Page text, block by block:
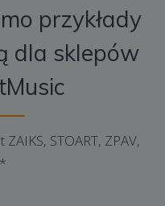
przykłady
dla sklepów
STOART, ZPAV,